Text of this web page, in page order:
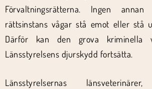
Förvaltningsrätterna. Ingen
rättsinstans vågar stå emot eller stå
Därför kan den grova kriminella
Länsstyrelsens djurskydd fortsätta.
Länsstyrelsernas